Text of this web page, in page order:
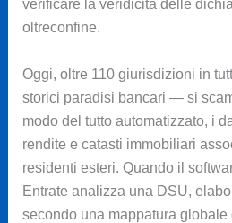
verificare la veridicità delle
oltreconfine.
Oggi, oltre 110 giurisdizioni in
storici paradisi bancari — si
modo del tutto automatizzato, i
rendite e catasti immobiliari
residenti esteri. Quando il
Entrate analizza una DSU,
secondo una mappatura globale